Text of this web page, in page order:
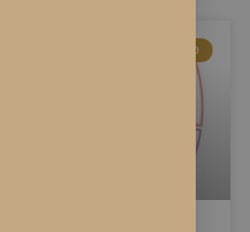
ACTUALITÉS CBD